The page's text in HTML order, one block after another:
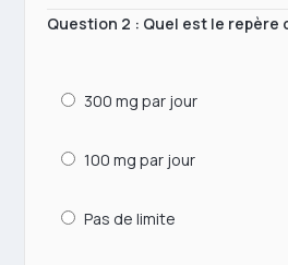
Question 2 : Quel est le repère
300 mg par jour
100 mg par jour
Pas de limite